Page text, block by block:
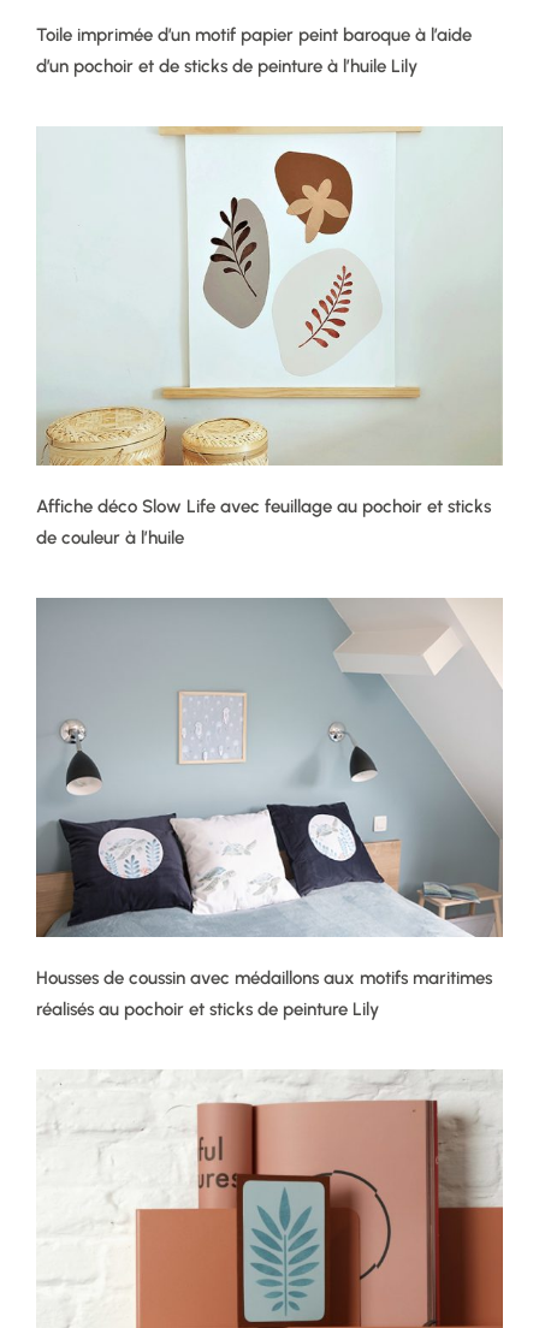
Toile imprimée d’un motif papier peint baroque à l’aide
d’un pochoir et de sticks de peinture à l’huile Lily
Affiche déco Slow Life avec feuillage au pochoir et sticks
de couleur à l’huile
Housses de coussin avec médaillons aux motifs maritimes
réalisés au pochoir et sticks de peinture Lily